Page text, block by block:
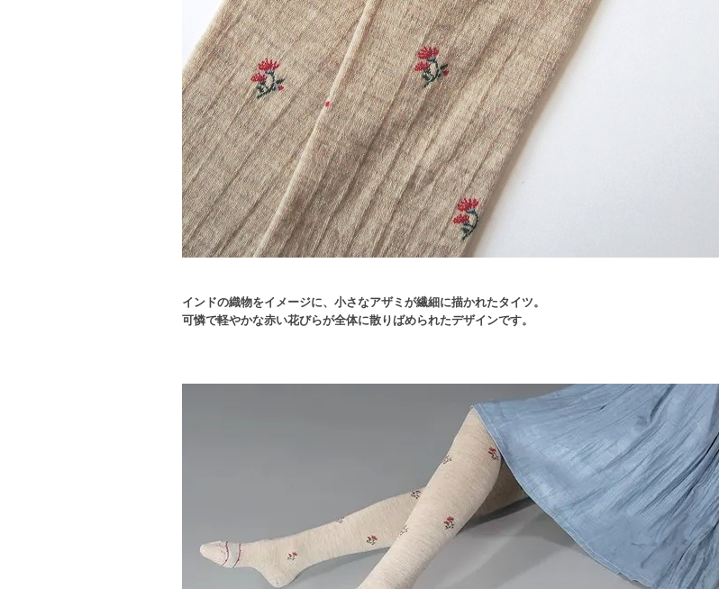
インドの織物をイメージに、小さなアザミが繊細に描かれたタイツ。
可憐で軽やかな赤い花びらが全体に散りばめられたデザインです。